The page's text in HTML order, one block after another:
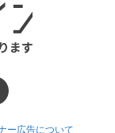
ー広告について